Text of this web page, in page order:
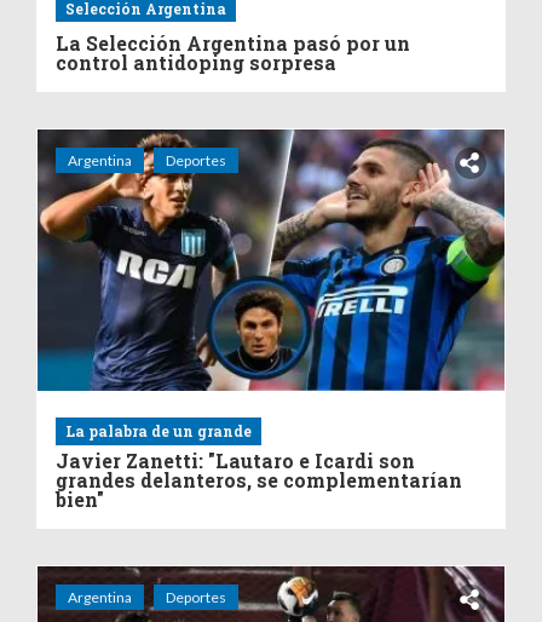
Selección Argentina
La Selección Argentina pasó por un
control antidoping sorpresa
Argentina Deportes
La palabra de un grande
Javier Zanetti: "Lautaro e Icardi son
grandes delanteros, se complementarían
bien"
Argentina Deportes